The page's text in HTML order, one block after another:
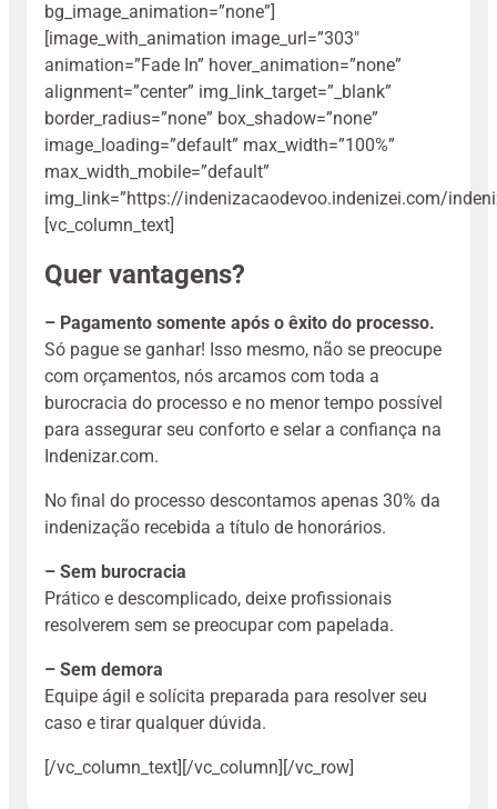
bg_image_animation=”none”]
[image_with_animation image_url=”303″
animation=”Fade In” hover_animation=”none”
alignment=”center” img_link_target=”_blank”
border_radius=”none” box_shadow=”none”
image_loading=”default” max_width=”100%”
max_width_mobile=”default”
img_link=”https://indenizacaodevoo.indenizei.com/
[vc_column_text]
Quer vantagens?
– Pagamento somente após o êxito do processo.
Só pague se ganhar! Isso mesmo, não se preocupe
com orçamentos, nós arcamos com toda a
burocracia do processo e no menor tempo possível
para assegurar seu conforto e selar a confiança na
Indenizar.com.
No final do processo descontamos apenas 30% da
indenização recebida a título de honorários.
– Sem burocracia
Prático e descomplicado, deixe profissionais
resolverem sem se preocupar com papelada.
– Sem demora
Equipe ágil e solícita preparada para resolver seu
caso e tirar qualquer dúvida.
[/vc_column_text][/vc_column][/vc_row]